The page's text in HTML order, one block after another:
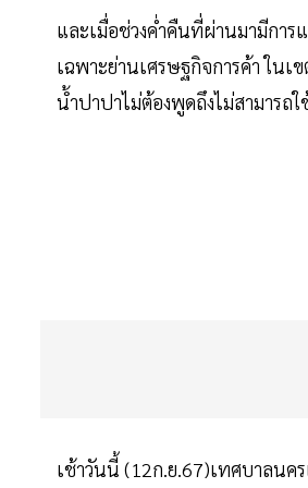
และเมื่อช่วงค่ำคืนที่ผ่านมามีกา
เฉพาะย่านเศรษฐกิจการค้า ใน
น้ำปาปาไม่ต้องพูดถึงไม่สามารถ
เช้าวันนี้ (12ก.ย.67)เทศบาลนค